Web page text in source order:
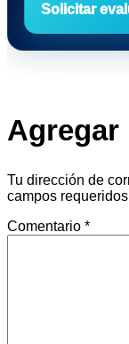
Solicitar
Agregar
Tu dirección de
campos
Comentario *